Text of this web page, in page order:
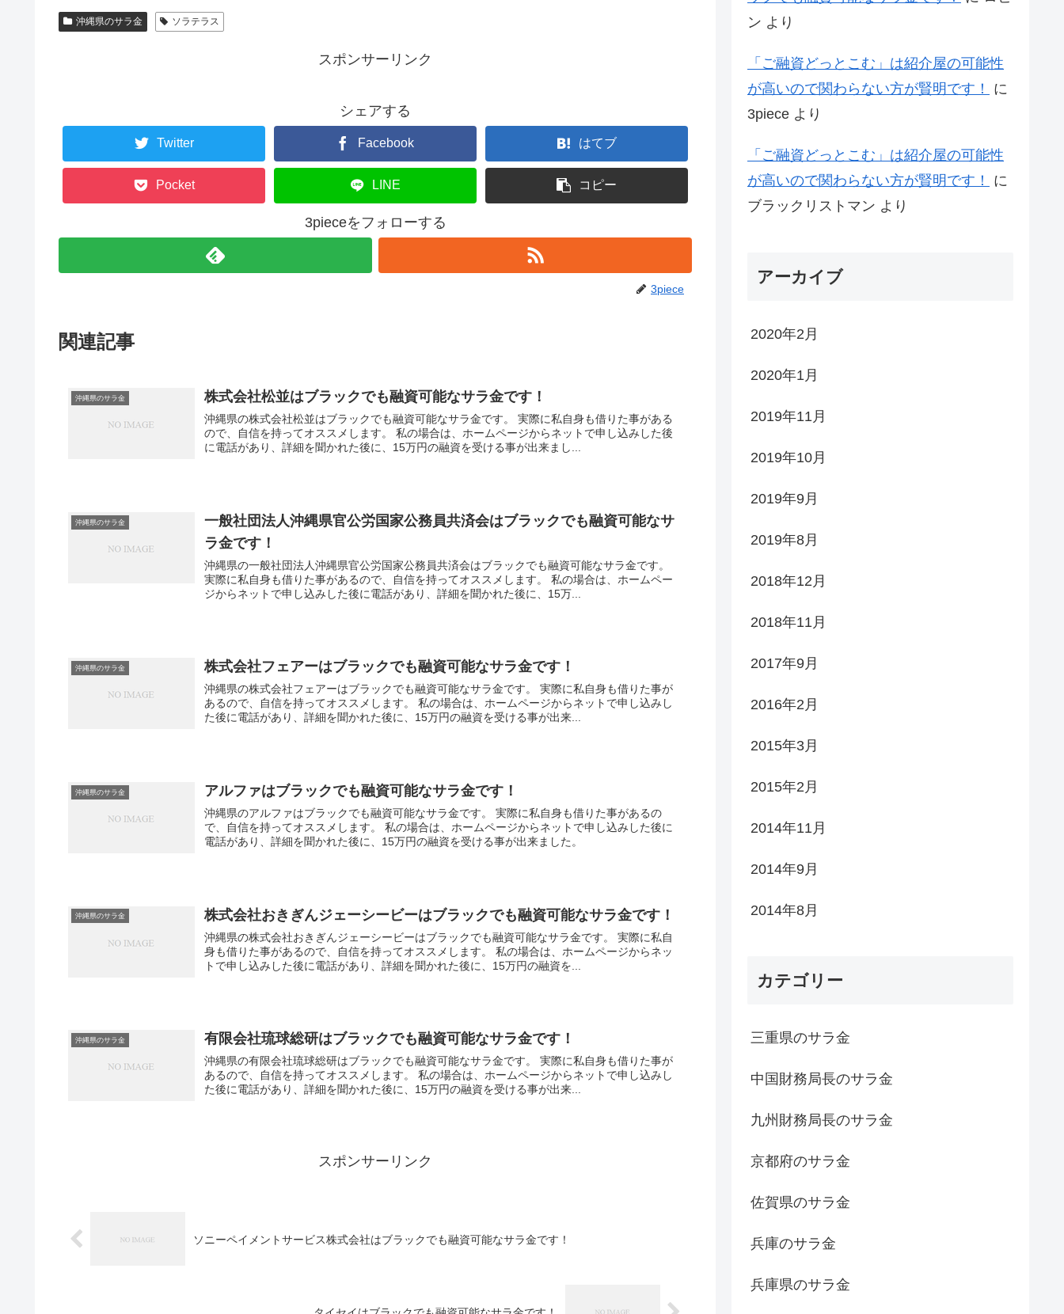
沖縄県のサラ金 ソラテラス
スポンサーリンク
シェアする
Twitter Facebook はてブ
Pocket LINE コピー
3pieceをフォローする
3piece
関連記事
沖縄県のサラ金 株式会社松並はブラックでも融資可能なサラ金です！
沖縄県の株式会社松並はブラックでも融資可能なサラ金です。 実際に私自身も借りた事がある
ので、自信を持ってオススメします。 私の場合は、ホームページからネットで申し込みした後
に電話があり、詳細を聞かれた後に、15万円の融資を受ける事が出来まし...
沖縄県のサラ金
一般社団法人沖縄県官公労国家公務員共済会はブラックでも融資可能なサ
ラ金です！
沖縄県の一般社団法人沖縄県官公労国家公務員共済会はブラックでも融資可能なサラ金です。
実際に私自身も借りた事があるので、自信を持ってオススメします。 私の場合は、ホームペー
ジからネットで申し込みした後に電話があり、詳細を聞かれた後に、15万...
沖縄県のサラ金 株式会社フェアーはブラックでも融資可能なサラ金です！
沖縄県の株式会社フェアーはブラックでも融資可能なサラ金です。 実際に私自身も借りた事が
あるので、自信を持ってオススメします。 私の場合は、ホームページからネットで申し込みし
た後に電話があり、詳細を聞かれた後に、15万円の融資を受ける事が出来...
沖縄県のサラ金 アルファはブラックでも融資可能なサラ金です！
沖縄県のアルファはブラックでも融資可能なサラ金です。 実際に私自身も借りた事があるの
で、自信を持ってオススメします。 私の場合は、ホームページからネットで申し込みした後に
電話があり、詳細を聞かれた後に、15万円の融資を受ける事が出来ました。
沖縄県のサラ金 株式会社おきぎんジェーシービーはブラックでも融資可能なサラ金です！
沖縄県の株式会社おきぎんジェーシービーはブラックでも融資可能なサラ金です。 実際に私自
身も借りた事があるので、自信を持ってオススメします。 私の場合は、ホームページからネッ
トで申し込みした後に電話があり、詳細を聞かれた後に、15万円の融資を...
沖縄県のサラ金 有限会社琉球総研はブラックでも融資可能なサラ金です！
沖縄県の有限会社琉球総研はブラックでも融資可能なサラ金です。 実際に私自身も借りた事が
あるので、自信を持ってオススメします。 私の場合は、ホームページからネットで申し込みし
た後に電話があり、詳細を聞かれた後に、15万円の融資を受ける事が出来...
スポンサーリンク
ソニーペイメントサービス株式会社はブラックでも融資可能なサラ金です！
ン より
「ご融資どっとこむ」は紹介屋の可能性
が高いので関わらない方が賢明です！
に
3piece より
「ご融資どっとこむ」は紹介屋の可能性
が高いので関わらない方が賢明です！
に
ブラックリストマン より
アーカイブ
2020年2月
2020年1月
2019年11月
2019年10月
2019年9月
2019年8月
2018年12月
2018年11月
2017年9月
2016年2月
2015年3月
2015年2月
2014年11月
2014年9月
2014年8月
カテゴリー
三重県のサラ金
中国財務局長のサラ金
九州財務局長のサラ金
京都府のサラ金
佐賀県のサラ金
兵庫のサラ金
兵庫県のサラ金